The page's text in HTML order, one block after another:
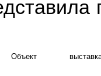
Объект